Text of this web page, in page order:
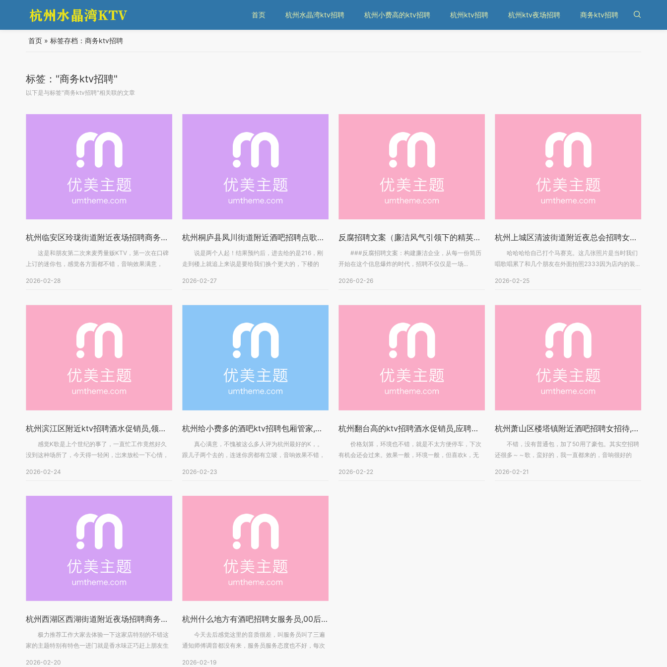

首页 杭州水晶湾ktv招聘 杭州小费高的ktv招聘 杭州ktv招聘 杭州ktv夜场招聘 商务ktv招聘
首页 » 标签存档：商务ktv招聘
标签："商务ktv招聘"
以下是与标签"商务ktv招聘"相关联的文章
杭州临安区玲珑街道附近夜场招聘商务礼仪,(不够给补贴)
这是和朋友第二次来麦秀量贩KTV，第一次在口碑
上订的迷你包，感觉各方面都不错，音响效果满意，
2026-02-28
杭州桐庐县凤川街道附近酒吧招聘点歌公主,(不需要喝酒的)
说是两个人起！结果预约后，进去给的是216，刚
走到楼上就追上来说是要给我们换个更大的，下楼的
2026-02-27
反腐招聘文案（廉洁风气引领下的精英招募：共筑反腐防线）
###反腐招聘文案：构建廉洁企业，从每一份简历
开始在这个信息爆炸的时代，招聘不仅仅是一场...
2026-02-26
杭州上城区清波街道附近夜总会招聘女服务员,无中介费的
哈哈哈给自己打个马赛克。这几张照片是当时我们
唱歌唱累了和几个朋友在外面拍照2333因为店内的装...
2026-02-25
杭州滨江区附近ktv招聘酒水促销员,领班直聘的
感觉K歌是上个世纪的事了，一直忙工作竟然好久
没到这种场所了，今天得一轻闲，岀来放松一下心情，
2026-02-24
杭州给小费多的酒吧ktv招聘包厢管家,需要统一穿工装吗_
真心满意，不愧被这么多人评为杭州最好的K，。
跟儿子两个去的，连迷你房都有立唛，音响效果不错，
2026-02-23
杭州翻台高的ktv招聘酒水促销员,应聘有哪些要求
价格划算，环境也不错，就是不太方便停车，下次
有机会还会过来。效果一般，环境一般，但喜欢k，无
2026-02-22
杭州萧山区楼塔镇附近酒吧招聘女招待,工作好做吗？
不错，没有普通包，加了50用了豪包。其实空招聘
还很多～～歌，蛮好的，我一直都来的，音响很好的
2026-02-21
杭州西湖区西湖街道附近夜场招聘商务接待,(不用交台费)
极力推荐工作大家去体验一下这家店特别的不错这
家的主题特别有特色一进门就是香水味正巧赶上朋友生
2026-02-20
杭州什么地方有酒吧招聘女服务员,00后做夜场的多吗_
今天去后感觉这里的音质很差，叫服务员叫了三遍
通知师傅调音都没有来，服务员服务态度也不好，每次
2026-02-19